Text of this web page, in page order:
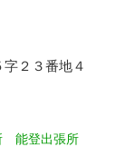
２３番地４
能登出張所